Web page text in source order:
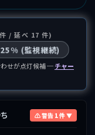
/ 延べ 17 件)
(監視継続)
わせが点灯候補 ─チャー
⚠ 警告 1 件 ▼